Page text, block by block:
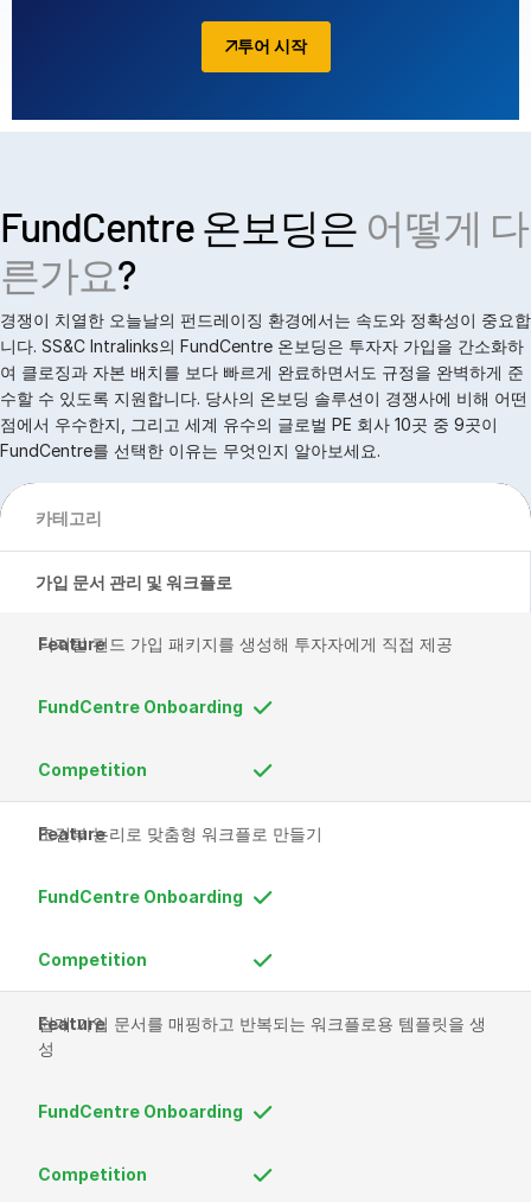
투어 시작
FundCentre 온보딩은 어떻게 다
른가요?
경쟁이 치열한 오늘날의 펀드레이징 환경에서는 속도와 정확성이 중요합
니다. SS&C Intralinks의 FundCentre 온보딩은 투자자 가입을 간소화하
여 클로징과 자본 배치를 보다 빠르게 완료하면서도 규정을 완벽하게 준
수할 수 있도록 지원합니다. 당사의 온보딩 솔루션이 경쟁사에 비해 어떤
점에서 우수한지, 그리고 세계 유수의 글로벌 PE 회사 10곳 중 9곳이
FundCentre를 선택한 이유는 무엇인지 알아보세요.
카테고리
가입 문서 관리 및 워크플로
디지털 펀드 가입 패키지를 생성해 투자자에게 직접 제공
조건부 논리로 맞춤형 워크플로 만들기
쉽게 가입 문서를 매핑하고 반복되는 워크플로용 템플릿을 생
성